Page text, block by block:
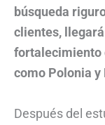
búsqueda
clientes, llegará
fortalecimiento
como Polonia y
Después del